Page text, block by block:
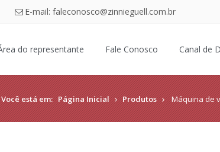
E-mail: faleconosco@zinnieguell.com.br
do representante Fale Conosco Canal de
Você está em: Página Inicial Produtos Máquina de